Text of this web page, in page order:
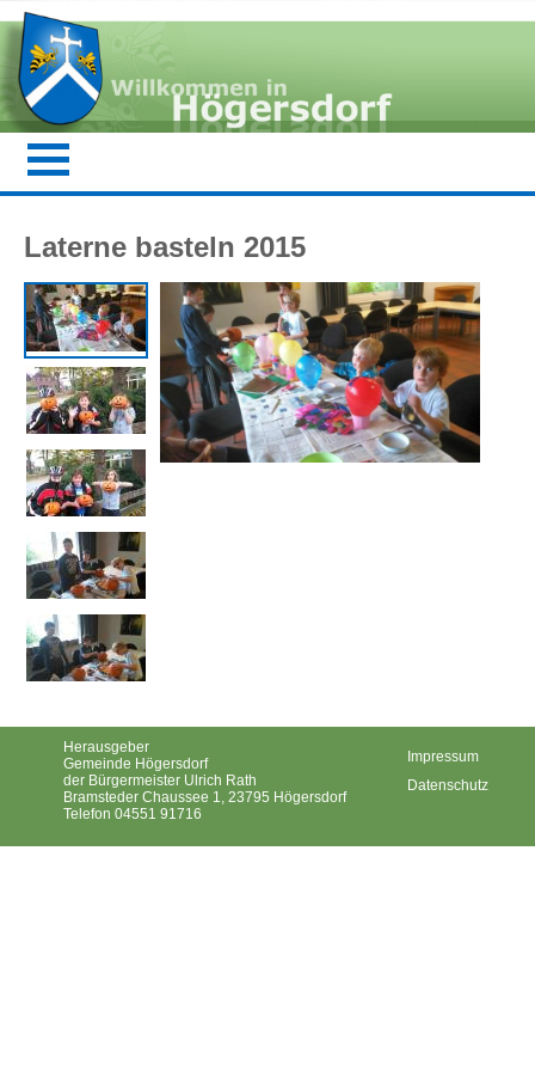
Laterne basteln 2015
Herausgeber
Gemeinde Högersdorf
der Bürgermeister Ulrich Rath
Bramsteder Chaussee 1, 23795 Högersdorf
Telefon 04551 91716
Impressum
Datenschutz